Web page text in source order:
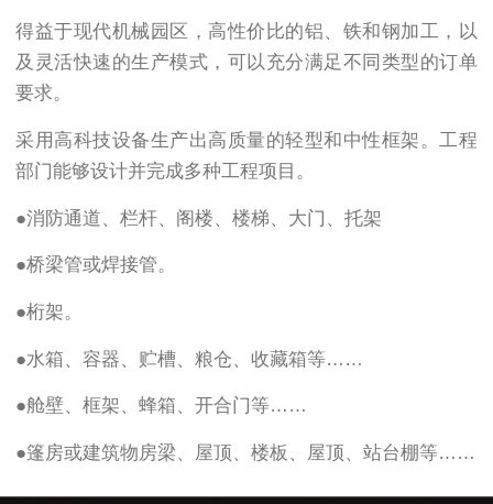
得益于现代机械园区，高性价比的铝、铁和钢加工，以
及灵活快速的生产模式，可以充分满足不同类型的订单
要求。
采用高科技设备生产出高质量的轻型和中性框架。工程
部门能够设计并完成多种工程项目。
●消防通道、栏杆、阁楼、楼梯、大门、托架
●桥梁管或焊接管。
●桁架。
●水箱、容器、贮槽、粮仓、收藏箱等……
●舱壁、框架、蜂箱、开合门等……
●篷房或建筑物房梁、屋顶、楼板、屋顶、站台棚等……